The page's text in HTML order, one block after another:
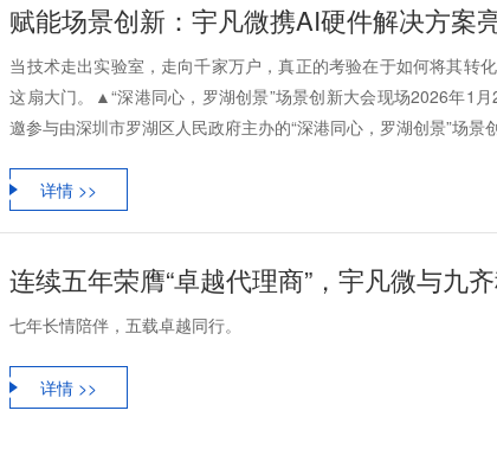
当技术走出实验室，走向千家万户，真正的考验在于如何将其转
这扇大门。▲“深港同心，罗湖创景”场景创新大会现场2026年1
邀参与由深圳市罗湖区人民政府主办的“深港同心，罗湖创景”场景
详情 >>
连续五年荣膺“卓越代理商”，宇凡微与九
七年长情陪伴，五载卓越同行。
详情 >>